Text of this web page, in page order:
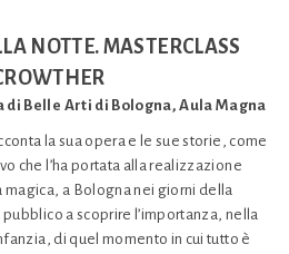
NOTTE. MASTERCLASS
di Belle Arti di Bologna, Aula Magna
la sua opera e le sue storie, come
che l’ha portata alla realizzazione
magica, a Bologna nei giorni della
pubblico a scoprire l’importanza, nella
di quel momento in cui tutto è